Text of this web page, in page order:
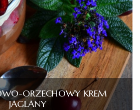
ORZECHOWY KREM
JAGLANY